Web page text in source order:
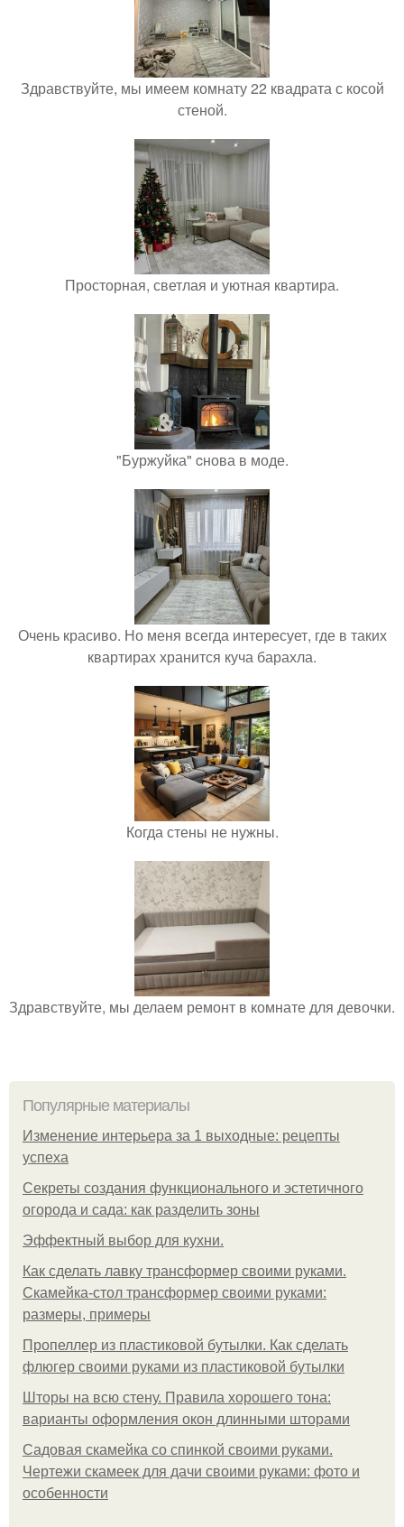
Здравствуйте, мы имеем комнату 22 квадрата с косой
стеной.
Просторная, светлая и уютная квартира.
"Буржуйка" cнова в моде.
Очень красиво. Но меня всегда интересует, где в таких
квартирах хранится куча барахла.
Когда стены не нужны.
Здравствуйте, мы делаем ремонт в комнате для девочки.
Популярные материалы
Изменение интерьера за 1 выходные: рецепты
успеха
Секреты создания функционального и эстетичного
огорода и сада: как разделить зоны
Эффектный выбор для кухни.
Как сделать лавку трансформер своими руками.
Скамейка-стол трансформер своими руками:
размеры, примеры
Пропеллер из пластиковой бутылки. Как сделать
флюгер своими руками из пластиковой бутылки
Шторы на всю стену. Правила хорошего тона:
варианты оформления окон длинными шторами
Садовая скамейка со спинкой своими руками.
Чертежи скамеек для дачи своими руками: фото и
особенности